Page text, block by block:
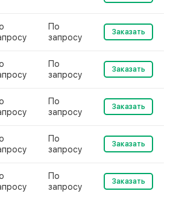
По
запросу
Заказать
По
запросу
Заказать
По
запросу
Заказать
По
запросу
Заказать
По
запросу
Заказать